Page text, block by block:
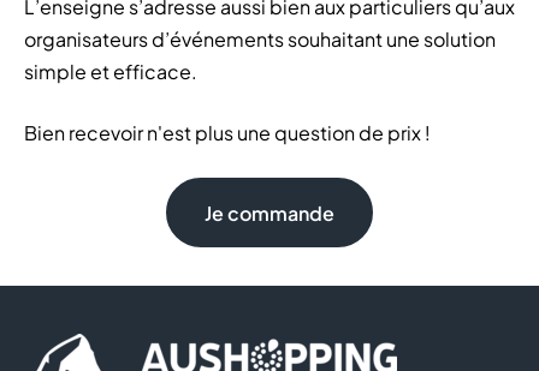
L’enseigne s’adresse aussi bien aux particuliers qu’aux
organisateurs d’événements souhaitant une solution
simple et efficace.
Bien recevoir n'est plus une question de prix !
Je commande